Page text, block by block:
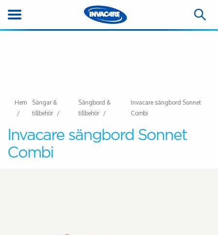
Hem
Sängar &
tillbehör
Sängbord &
tillbehör
Invacare sängbord Sonnet
Combi
Invacare sängbord Sonnet
Combi